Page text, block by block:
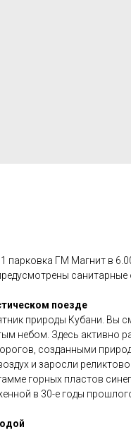
парковка ГМ Магнит в
санитарные
поезде
природы Кубани. Вы
небом. Здесь активно
созданными
и заросли
горных пластов
в 30-е годы